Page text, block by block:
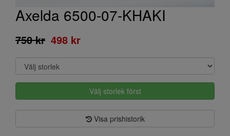
Axelda 6500-07-KHAKI
750 kr 498 kr
Välj storlek först
Visa prishistorik